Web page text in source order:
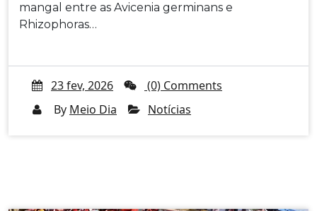
mangal entre as Avicenia germinans e
Rhizophoras…
23 fev, 2026
(0) Comments
By Meio Dia Notícias